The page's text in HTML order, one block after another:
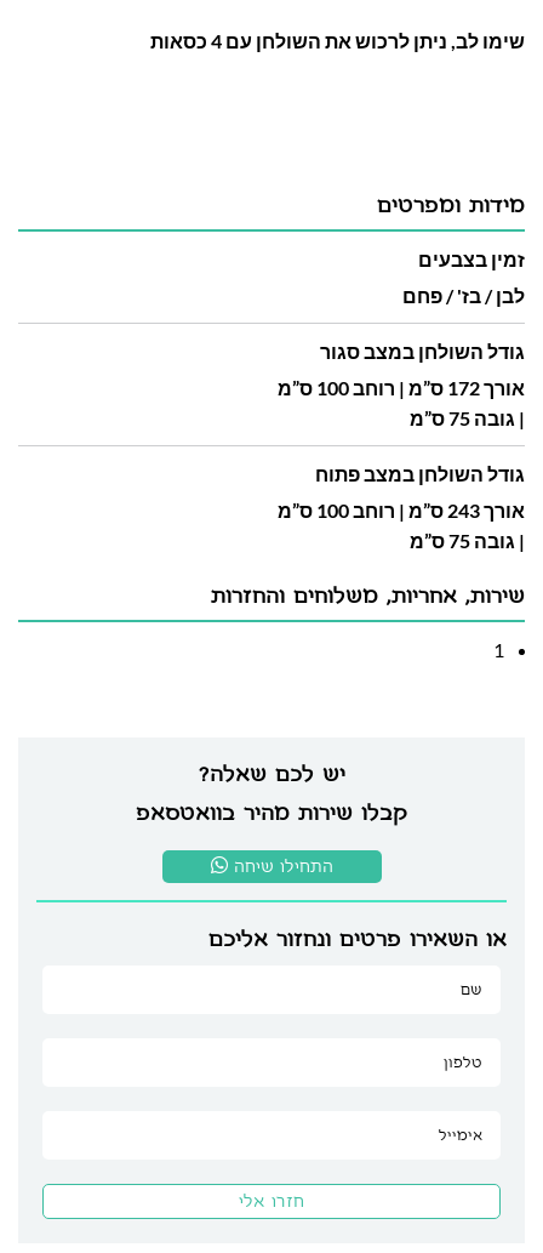
שימו לב, ניתן לרכוש את השולחן עם 4 כסאות
מידות ומפרטים
זמין בצבעים
לבן / בז' / פחם
גודל השולחן במצב סגור
אורך 172 ס”מ | רוחב 100 ס”מ
| גובה 75 ס”מ
גודל השולחן במצב פתוח
אורך 243 ס”מ | רוחב 100 ס”מ
| גובה 75 ס”מ
יש לכם שאלה?
קבלו שירות מהיר בוואטסאפ
התחילו שיחה
או השאירו פרטים ונחזור אליכם
שירות, אחריות, משלוחים והחזרות
1